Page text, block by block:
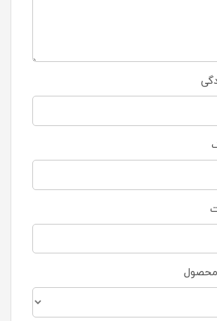
محصول